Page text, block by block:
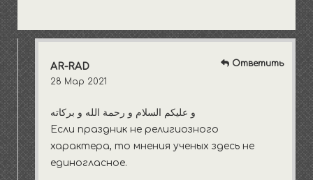
AR-RAD
28 Мар 2021
و عليكم السلام و رحمة الله و بركاته
Если праздник не религиозного
характера, то мнения ученых здесь не
единогласное.
Ответить